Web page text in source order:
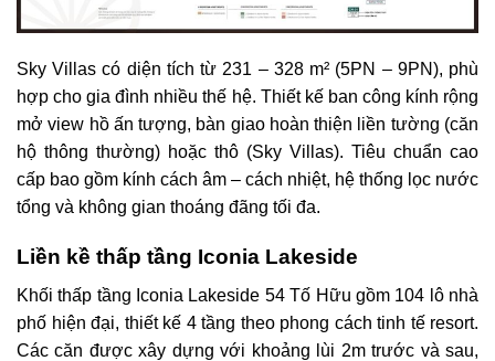
Sky Villas có diện tích từ 231 – 328 m² (5PN – 9PN), phù
hợp cho gia đình nhiều thế hệ. Thiết kế ban công kính rộng
mở view hồ ấn tượng, bàn giao hoàn thiện liền tường (căn
hộ thông thường) hoặc thô (Sky Villas). Tiêu chuẩn cao
cấp bao gồm kính cách âm – cách nhiệt, hệ thống lọc nước
tổng và không gian thoáng đãng tối đa.
Liền kề thấp tầng Iconia Lakeside
Khối thấp tầng Iconia Lakeside 54 Tố Hữu gồm 104 lô nhà
phố hiện đại, thiết kế 4 tầng theo phong cách tinh tế resort.
Các căn được xây dựng với khoảng lùi 2m trước và sau,